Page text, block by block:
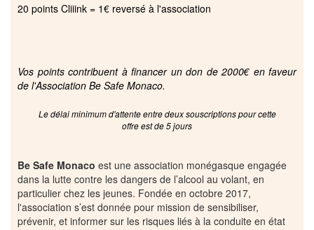
20 points Cliiink = 1€ reversé à l'association
Vos points contribuent à financer un don de 2000€ en faveur
de l'Association Be Safe Monaco.
Le délai minimum d'attente entre deux souscriptions pour cette
offre est de 5 jours
Be Safe Monaco est une association monégasque engagée
dans la lutte contre les dangers de l’alcool au volant, en
particulier chez les jeunes. Fondée en octobre 2017,
l'association s’est donnée pour mission de sensibiliser,
prévenir, et informer sur les risques liés à la conduite en état